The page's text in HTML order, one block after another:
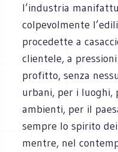
l’industria
colpevolmente
procedette a
clientele, a
profitto, senza
urbani, per i luoghi,
ambienti, per il
sempre lo spirito
mentre, nel